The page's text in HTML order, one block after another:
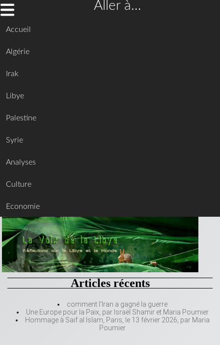
Aller à…
Accueil
Algérie
Irak
Libye
Palestine
Syrie
Analyses
Culture
Economie
Articles récents
comment l’Iran a gagné la guerre
Une Europe pour la Paix, par Israël Shamir et Maria Poumier
Hommage à Saif al Islam, Paris, le 13 février 2026, par Maria
Poumier